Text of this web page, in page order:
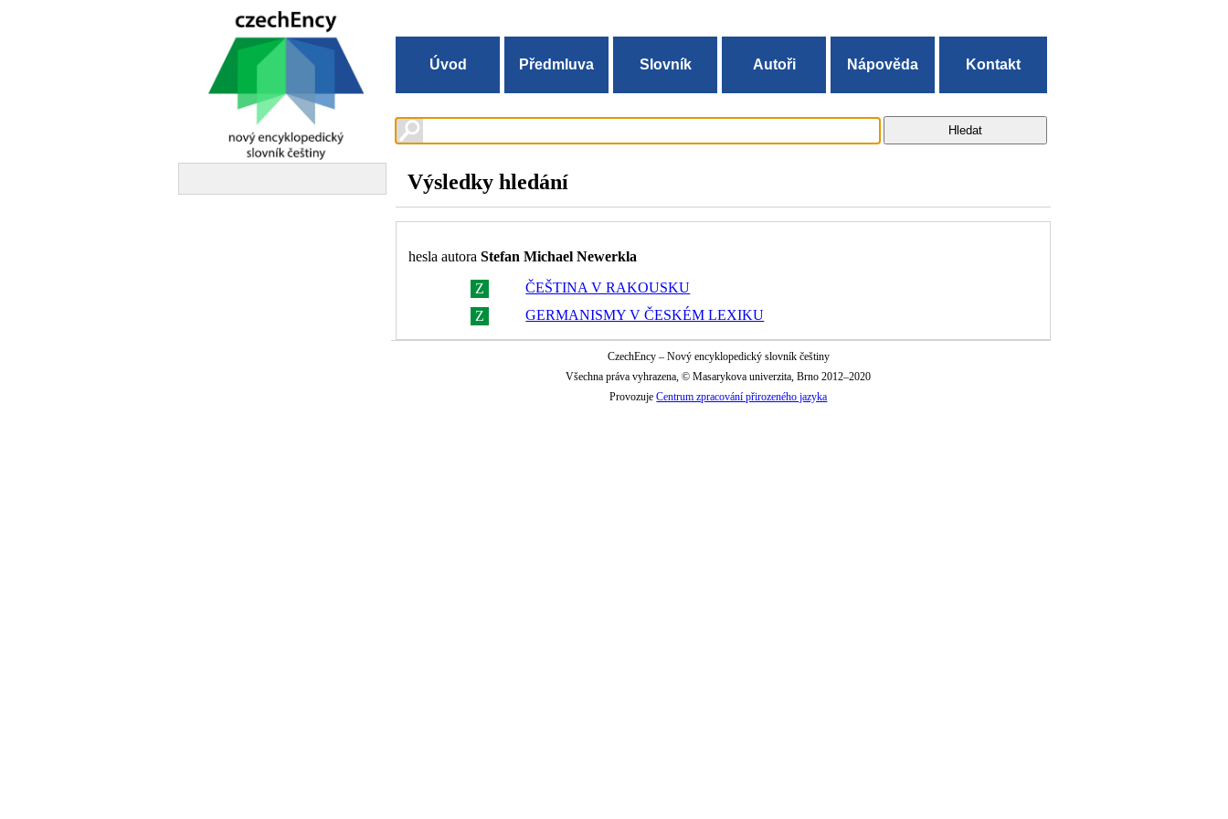
Úvod Předmluva Slovník Autoři Nápověda Kontakt
Výsledky hledání
hesla autoraStefan Michael Newerkla
Z
ČEŠTINA V RAKOUSKU
Z
GERMANISMY V ČESKÉM LEXIKU
CzechEncy – Nový encyklopedický slovník češtiny
Všechna práva vyhrazena, © Masarykova univerzita, Brno 2012–2020
ProvozujeCentrum zpracování přirozeného jazyka